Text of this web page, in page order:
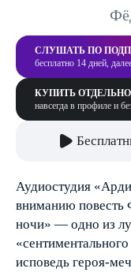
СЛУШАТЬ ПО
бесплатно 14 дней,
КУПИТЬ ОТДЕЛЬНО
навсегда в профиле и
Аудиостудия
вниманию повесть
ночи» — одно из
исповедь героя-